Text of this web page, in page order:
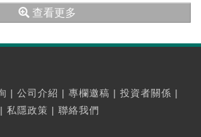
查看更多
| 公司介紹 | 專欄邀稿 | 投資者關係 |
| 私隱政策 | 聯絡我們